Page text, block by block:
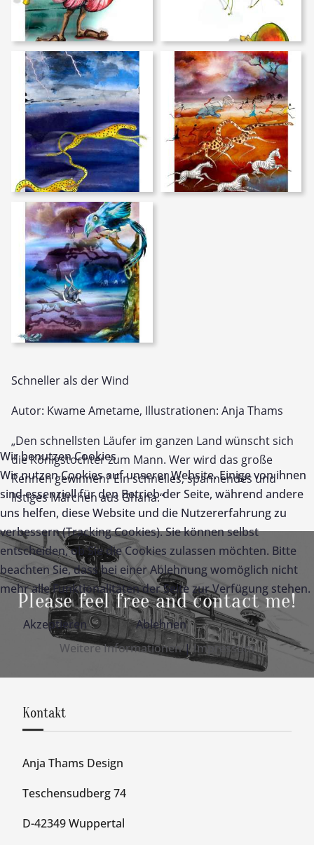
Schneller als der Wind
Autor: Kwame Ametame, Illustrationen: Anja Thams
„Den schnellsten Läufer im ganzen Land wünscht sich
die Königstochter zum Mann. Wer wird das große
Rennen gewinnen? Ein schnelles, spannendes und
listiges Märchen aus Ghana.“
Please feel free and contact me!
Kontakt
Anja Thams Design
Teschensudberg 74
D-42349 Wuppertal
Wir benutzen Cookies
Wir nutzen Cookies auf unserer Website. Einige von ihnen
sind essenziell für den Betrieb der Seite, während andere
uns helfen, diese Website und die Nutzererfahrung zu
verbessern (Tracking Cookies). Sie können selbst
entscheiden, ob Sie die Cookies zulassen möchten. Bitte
beachten Sie, dass bei einer Ablehnung womöglich nicht
mehr alle Funktionalitäten der Seite zur Verfügung stehen.
Akzeptieren
Ablehnen
Weitere Informationen|Impressum